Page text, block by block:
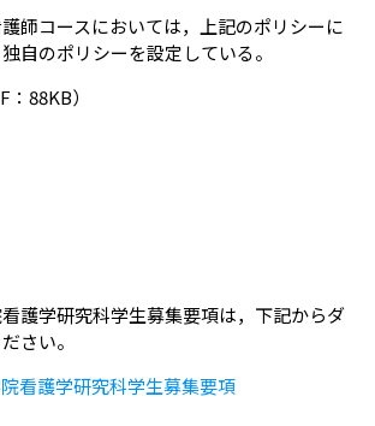
師コースにおいては，上記のポリシーに
自のポリシーを設定している。
：88KB）
護学研究科学生募集要項は，下記からダ
さい。
看護学研究科学生募集要項